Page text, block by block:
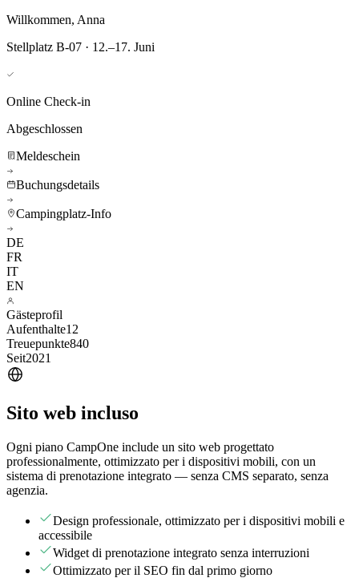
Willkommen, Anna
Stellplatz B-07 · 12.–17. Juni
Online Check-in
Abgeschlossen
Meldeschein
Buchungsdetails
Campingplatz-Info
DE
FR
IT
EN
Gästeprofil
Aufenthalte12
Treuepunkte840
Seit2021
Sito web incluso
Ogni piano CampOne include un sito web progettato
professionalmente, ottimizzato per i dispositivi mobili, con un
sistema di prenotazione integrato — senza CMS separato, senza
agenzia.
Design professionale, ottimizzato per i dispositivi mobili e
accessibile
Widget di prenotazione integrato senza interruzioni
Ottimizzato per il SEO fin dal primo giorno